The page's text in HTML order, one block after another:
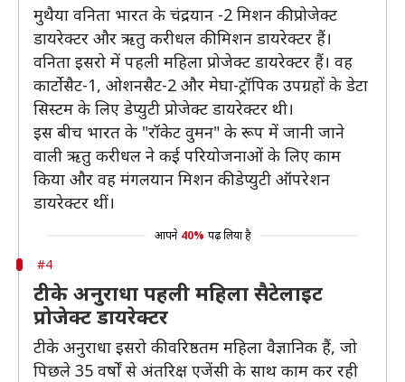
मुथैया वनिता भारत के चंद्रयान -2 मिशन की प्रोजेक्ट
डायरेक्टर और ऋतु करीधल की मिशन डायरेक्टर हैं।
वनिता इसरो में पहली महिला प्रोजेक्ट डायरेक्टर हैं। वह
कार्टोसैट-1, ओशनसैट-2 और मेघा-ट्रॉपिक उपग्रहों के डेटा
सिस्टम के लिए डेप्युटी प्रोजेक्ट डायरेक्टर थी।
इस बीच भारत के "रॉकेट वुमन" के रूप में जानी जाने
वाली ऋतु करीधल ने कई परियोजनाओं के लिए काम
किया और वह मंगलयान मिशन की डेप्युटी ऑपरेशन
डायरेक्टर थीं।
आपने 40% पढ़ लिया है
#4
टीके अनुराधा पहली महिला सैटेलाइट
प्रोजेक्ट डायरेक्टर
टीके अनुराधा इसरो की वरिष्ठतम महिला वैज्ञानिक हैं, जो
पिछले 35 वर्षों से अंतरिक्ष एजेंसी के साथ काम कर रही